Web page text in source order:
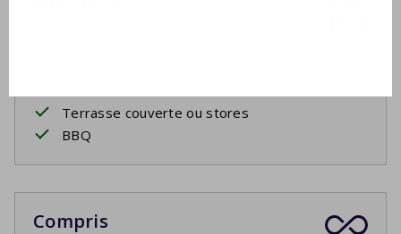
Terrasse couverte ou stores
BBQ
Compris